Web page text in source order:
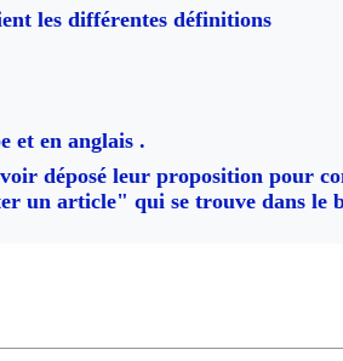
les différentes définitions
et en anglais .
déposé leur proposition pour
un article" qui se trouve dans le